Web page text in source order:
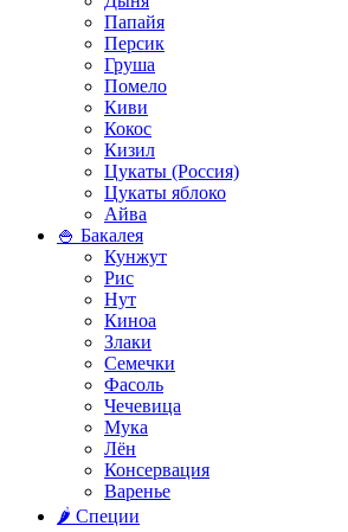
Папайя
Персик
Груша
Помело
Киви
Кокос
Кизил
Цукаты (Россия)
Цукаты яблоко
Айва
🍚 Бакалея
Кунжут
Рис
Нут
Киноа
Злаки
Семечки
Фасоль
Чечевица
Мука
Лён
Консервация
Варенье
🌶️ Специи